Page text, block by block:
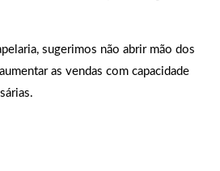
sugerimos não abrir mão dos
as vendas com capacidade